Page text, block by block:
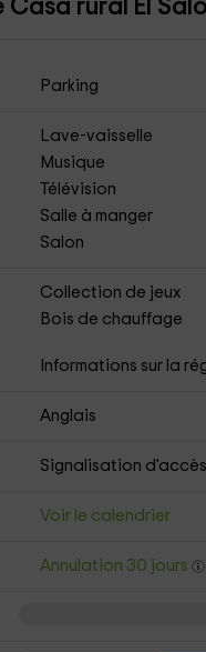
rural El
Parking
Lave-vaisselle
Musique
Télévision
Salle à manger
Salon
Collection de jeux
Bois de chauffage
Informations sur la
Anglais
Signalisation d'accès
Voir le calendrier
Annulation 30 jours